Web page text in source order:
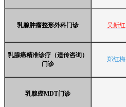
乳腺肿瘤整形外科门诊 吴新红
乳腺癌精准诊疗（遗传咨询）
门诊
郑红梅
乳腺癌MDT门诊